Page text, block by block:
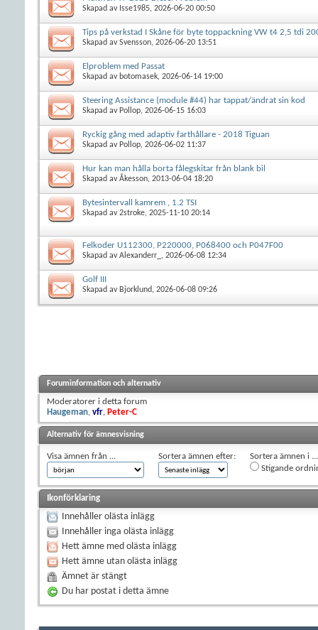
Skapad av Isse1985, 2026-06-20 00:50
Tips på verkstad I Skåne för byte toppackning VW t4 2,5 tdi
Skapad avSvensson, 2026-06-20 13:51
Elproblem med Passat
Skapad av botomasek, 2026-06-14 19:00
Steering Assistance (module #44) har tappat/ändrat sin kod
Skapad av Pollop, 2026-06-15 16:03
Ryckig gång med adaptiv farthållare - 2018 Tiguan
Skapad av Pollop, 2026-06-02 11:37
Hur kan man hålla borta fålegskitar från blank bil
Skapad avÅkesson, 2013-06-04 18:20
Bytesintervall kamrem , 1.2 TSI
Skapad av2stroke, 2025-11-10 20:14
Felkoder U112300, P220000, P068400 och P047F00
Skapad avAlexanderr_ , 2026-06-08 12:34
Golf III
Skapad av Bjorklund, 2026-06-08 09:26
Foruminformation och alternativ
Moderatorer i detta forum
Haugeman, vfr, Peter-C
Alternativ för ämnesvisning
Visa ämnen från ... Sortera ämnen efter:
Sortera ämnen i ...
Stigande
Ikonförklaring
Innehåller olästa inlägg
Innehåller inga olästa inlägg
Hett ämne med olästa inlägg
Hett ämne utan olästa inlägg
Ämnet är stängt
Du har postat i detta ämne